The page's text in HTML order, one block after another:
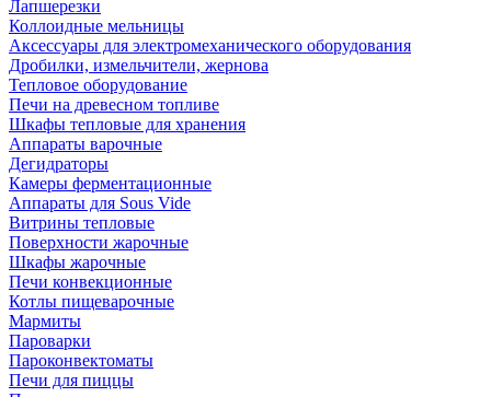
Лапшерезки
Коллоидные мельницы
Аксессуары для электромеханического оборудования
Дробилки, измельчители, жернова
Тепловое оборудование
Печи на древесном топливе
Шкафы тепловые для хранения
Аппараты варочные
Дегидраторы
Камеры ферментационные
Аппараты для Sous Vide
Витрины тепловые
Поверхности жарочные
Шкафы жарочные
Печи конвекционные
Котлы пищеварочные
Мармиты
Пароварки
Пароконвектоматы
Печи для пиццы